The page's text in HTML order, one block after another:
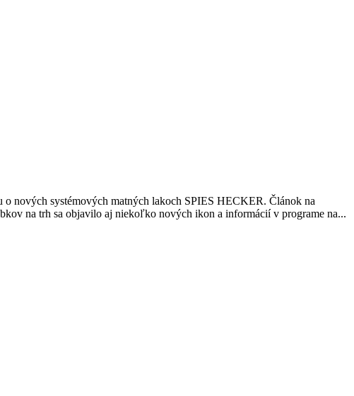
nových systémových matných lakoch SPIES HECKER. Článok na
na trh sa objavilo aj niekoľko nových ikon a informácií v programe na...